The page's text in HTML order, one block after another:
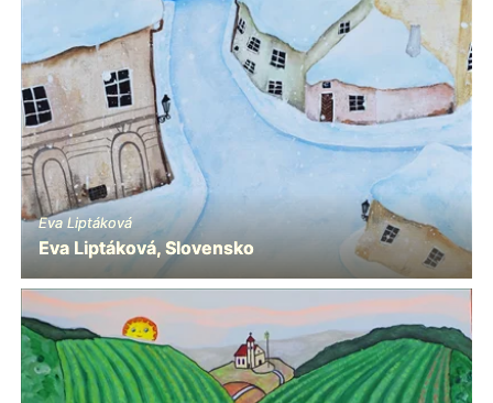
Eva Liptáková
Eva Liptáková, Slovensko